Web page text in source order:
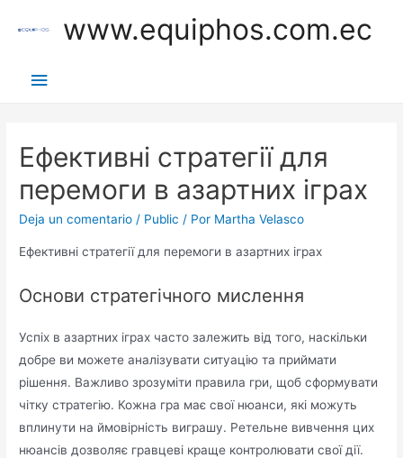
www.equiphos.com.ec
Menú
Ефективні стратегії для
перемоги в азартних іграх
Deja un comentario / Public / Por Martha Velasco
Ефективні стратегії для перемоги в азартних іграх
Основи стратегічного мислення
Успіх в азартних іграх часто залежить від того, наскільки
добре ви можете аналізувати ситуацію та приймати
рішення. Важливо зрозуміти правила гри, щоб сформувати
чітку стратегію. Кожна гра має свої нюанси, які можуть
вплинути на ймовірність виграшу. Ретельне вивчення цих
нюансів дозволяє гравцеві краще контролювати свої дії.